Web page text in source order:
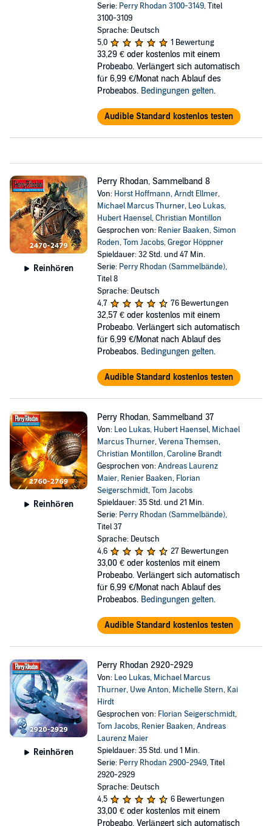
Serie: Perry Rhodan 3100-3149, Titel
3100-3109
Sprache: Deutsch
5,0
1 Bewertung
33,29 € oder kostenlos mit einem
Probeabo. Verlängert sich automatisch
für 6,99 €/Monat nach Ablauf des
Probeabos. Bedingungen gelten.
Audible Standard kostenlos testen
Reinhören
Perry Rhodan, Sammelband 8
Von: Horst Hoffmann,Arndt Ellmer,
Michael Marcus Thurner, Leo Lukas,
Hubert Haensel,Christian Montillon
Gesprochen von: Renier Baaken,Simon
Roden,Tom Jacobs,Gregor Höppner
Spieldauer: 32 Std. und 47 Min.
Serie: Perry Rhodan (Sammelbände),
Titel 8
Sprache: Deutsch
4,7
76 Bewertungen
32,57 € oder kostenlos mit einem
Probeabo. Verlängert sich automatisch
für 6,99 €/Monat nach Ablauf des
Probeabos. Bedingungen gelten.
Audible Standard kostenlos testen
Reinhören
Perry Rhodan, Sammelband 37
Von: Leo Lukas, Hubert Haensel, Michael
Marcus Thurner,Verena Themsen,
Christian Montillon,Caroline Brandt
Gesprochen von:Andreas Laurenz
Maier, Renier Baaken, Florian
Seigerschmidt,Tom Jacobs
Spieldauer: 35 Std. und 21 Min.
Serie: Perry Rhodan (Sammelbände),
Titel 37
Sprache: Deutsch
4,6
27 Bewertungen
33,00 € oder kostenlos mit einem
Probeabo. Verlängert sich automatisch
für 6,99 €/Monat nach Ablauf des
Probeabos. Bedingungen gelten.
Audible Standard kostenlos testen
Reinhören
Perry Rhodan 2920-2929
Von: Leo Lukas, Michael Marcus
Thurner, Uwe Anton, Michelle Stern, Kai
Hirdt
Gesprochen von: Florian Seigerschmidt,
Tom Jacobs, Renier Baaken,Andreas
Laurenz Maier
Spieldauer: 35 Std. und 1 Min.
Serie: Perry Rhodan 2900-2949, Titel
2920-2929
Sprache: Deutsch
4,5
6 Bewertungen
33,00 € oder kostenlos mit einem
Probeabo. Verlängert sich automatisch